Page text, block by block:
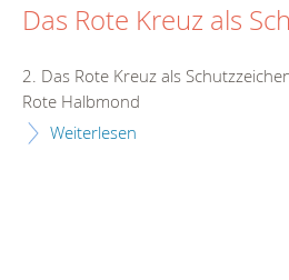
Das Rote Kreuz als
2. Das Rote Kreuz als
Rote Halbmond
Weiterlesen